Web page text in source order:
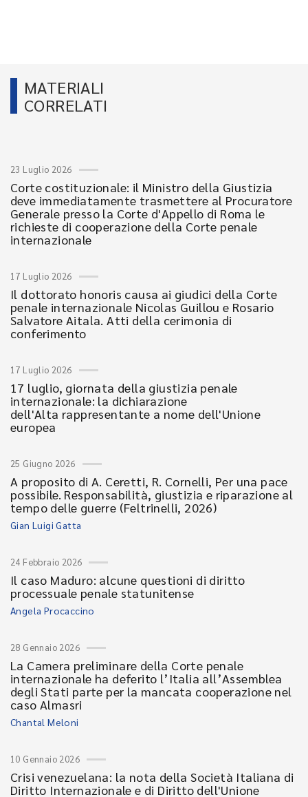
MATERIALI
CORRELATI
23 Luglio 2026
Corte costituzionale: il Ministro della Giustizia
deve immediatamente trasmettere al Procuratore
Generale presso la Corte d'Appello di Roma le
richieste di cooperazione della Corte penale
internazionale
17 Luglio 2026
Il dottorato honoris causa ai giudici della Corte
penale internazionale Nicolas Guillou e Rosario
Salvatore Aitala. Atti della cerimonia di
conferimento
17 Luglio 2026
17 luglio, giornata della giustizia penale
internazionale: la dichiarazione
dell'Alta rappresentante a nome dell'Unione
europea
25 Giugno 2026
A proposito di A. Ceretti, R. Cornelli, Per una pace
possibile. Responsabilità, giustizia e riparazione al
tempo delle guerre (Feltrinelli, 2026)
Gian Luigi Gatta
24 Febbraio 2026
Il caso Maduro: alcune questioni di diritto
processuale penale statunitense
Angela Procaccino
28 Gennaio 2026
La Camera preliminare della Corte penale
internazionale ha deferito l’Italia all’Assemblea
degli Stati parte per la mancata cooperazione nel
caso Almasri
Chantal Meloni
10 Gennaio 2026
Crisi venezuelana: la nota della Società Italiana di
Diritto Internazionale e di Diritto dell'Unione